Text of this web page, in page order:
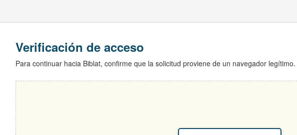
Verificación de acceso
Para continuar hacia Biblat, confirme que la solicitud proviene de un navegador legítimo.